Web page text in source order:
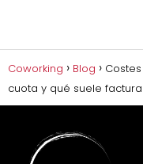
Coworking Blog
cuota y qué suele